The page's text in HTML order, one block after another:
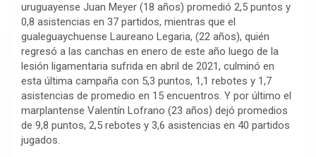
uruguayense Juan Meyer (18 años) promedió 2,5 puntos y
0,8 asistencias en 37 partidos, mientras que el
gualeguaychuense Laureano Legaria, (22 años), quién
regresó a las canchas en enero de este año luego de la
lesión ligamentaria sufrida en abril de 2021, culminó en
esta última campaña con 5,3 puntos, 1,1 rebotes y 1,7
asistencias de promedio en 15 encuentros. Y por último el
marplantense Valentín Lofrano (23 años) dejó promedios
de 9,8 puntos, 2,5 rebotes y 3,6 asistencias en 40 partidos
jugados.